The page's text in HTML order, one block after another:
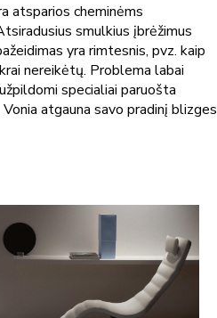
atsparios cheminėms
smulkius įbrėžimus
yra rimtesnis, pvz. kaip
nereikėtų. Problema labai
specialiai paruošta
atgauna savo pradinį